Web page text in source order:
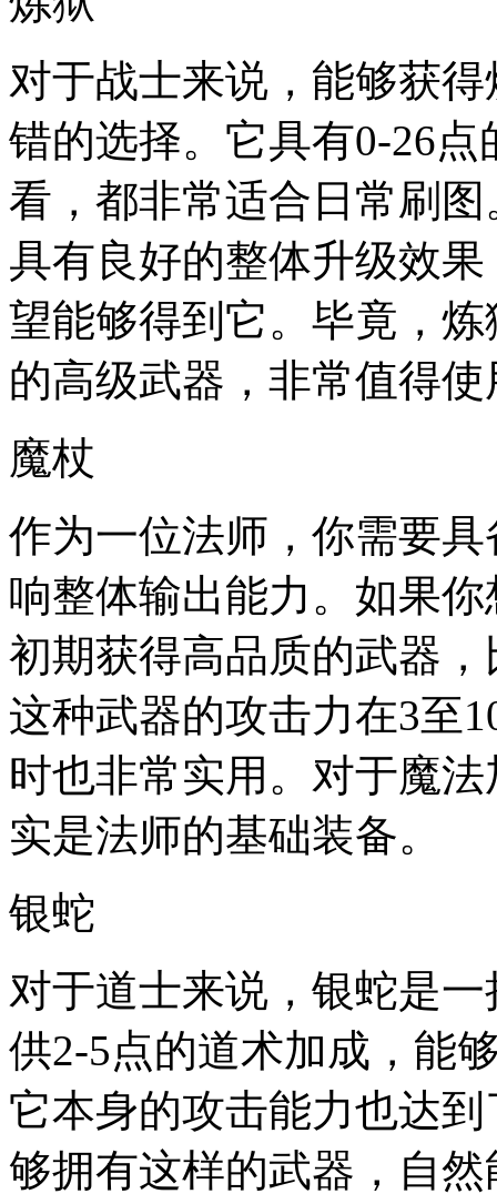
对于战士来说，能够获
错的选择。它具有0-26
看，都非常适合日常刷
具有良好的整体升级效
望能够得到它。毕竟，
的高级武器，非常值得使
魔杖
作为一位法师，你需要
响整体输出能力。如果
初期获得高品质的武器
这种武器的攻击力在3至
时也非常实用。对于魔
实是法师的基础装备。
银蛇
对于道士来说，银蛇是
供2-5点的道术加成，能
它本身的攻击能力也达
够拥有这样的武器，自